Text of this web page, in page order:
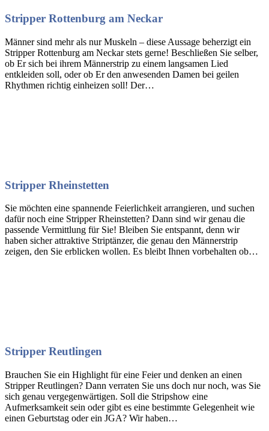
Stripper Rottenburg am Neckar
Männer sind mehr als nur Muskeln – diese Aussage beherzigt ein
Stripper Rottenburg am Neckar stets gerne! Beschließen Sie selber,
ob Er sich bei ihrem Männerstrip zu einem langsamen Lied
entkleiden soll, oder ob Er den anwesenden Damen bei geilen
Rhythmen richtig einheizen soll! Der…
Stripper Rheinstetten
Sie möchten eine spannende Feierlichkeit arrangieren, und suchen
dafür noch eine Stripper Rheinstetten? Dann sind wir genau die
passende Vermittlung für Sie! Bleiben Sie entspannt, denn wir
haben sicher attraktive Striptänzer, die genau den Männerstrip
zeigen, den Sie erblicken wollen. Es bleibt Ihnen vorbehalten ob…
Stripper Reutlingen
Brauchen Sie ein Highlight für eine Feier und denken an einen
Stripper Reutlingen? Dann verraten Sie uns doch nur noch, was Sie
sich genau vergegenwärtigen. Soll die Stripshow eine
Aufmerksamkeit sein oder gibt es eine bestimmte Gelegenheit wie
einen Geburtstag oder ein JGA? Wir haben…